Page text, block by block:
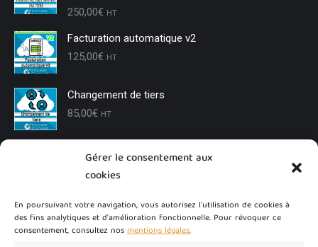
Gérer le consentement aux
cookies
En poursuivant votre navigation, vous autorisez l'utilisation de cookies à
des fins analytiques et d'amélioration fonctionnelle. Pour révoquer ce
consentement, consultez nosmentions légales.
250,00€ HT
Facturation automatique v2
125,00€ HT
Changement de tiers
85,00€ HT
Conditions Générales de Vente (CGV)
100,00 € HT
Relances commerciales (devis) auto ou massive
150,00€ HT